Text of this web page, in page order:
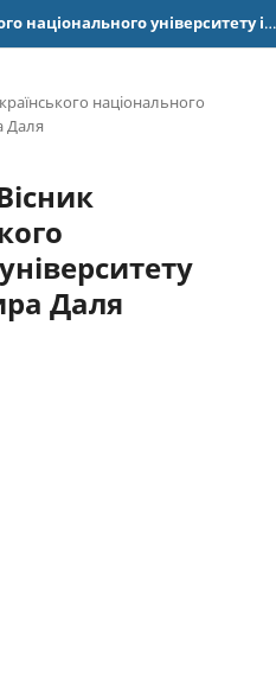
Вісник Східноукраїнського національного університету імені Володимира Даля
національного
Даля
Даля